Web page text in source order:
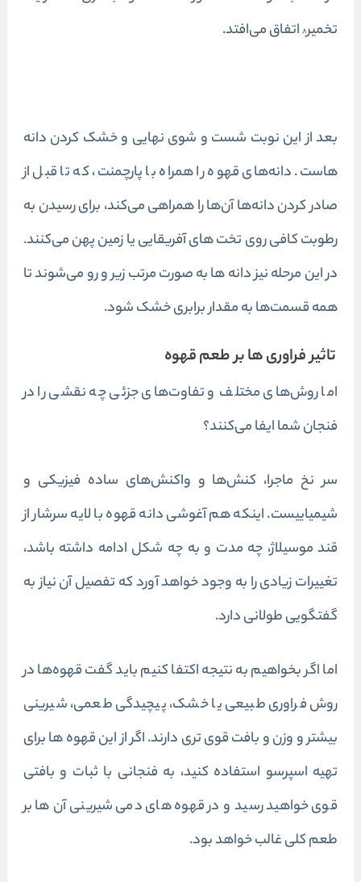
تخمیر۸اتفاق می‌افتد.
بعد از این نوبت شست و شوی نهایی و خشک کردن دانه
هاست. دانه‌های قهوه را همراه با پارچمنت، که تا قبل از
صادر کردن دانه‌ها آن‌ها را همراهی می‌‌‌کند، برای رسیدن به
رطوبت کافی روی تخت های آفریقایی یا زمین پهن می‌کنند.
در این مرحله نیز دانه ها به صورت مرتب زیر و رو می‌شوند تا
همه قسمت‌ها به مقدار برابری خشک شود.
تاثیر فراوری ها بر طعم قهوه
اما روش‌های مختلف و تفاوت‌های جزئی چه نقشی را در
فنجان شما ایفا می‌کنند؟
سر نخ ماجرا، کنش‌ها و واکنش‌های ساده فیزیکی و
شیمیاییست. اینکه هم آغوشی دانه قهوه با لایه سرشار از
قند موسیلاژ، چه مدت و به چه شکل ادامه داشته باشد،
تغییرات زیادی را به وجود خواهد آورد که تفصیل آن نیاز به
گفتگویی طولانی دارد.
اما اگر بخواهیم به نتیجه اکتفا کنیم باید گفت قهوه‌ها در
روش فراوری طبیعی یا خشک، پیچیدگی طعمی، شیرینی
بیشتر و وزن و بافت قوی تری دارند. اگر از این قهوه ها برای
تهیه اسپرسو استفاده کنید، به فنجانی با ثبات و بافتی
قوی خواهید رسید و در قهوه های دمی شیرینی آن ها بر
طعم کلی غالب خواهد بود.